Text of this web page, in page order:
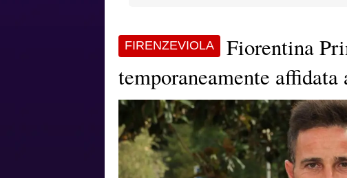
FIRENZEVIOLA
Fiorentina
temporaneamente affidata